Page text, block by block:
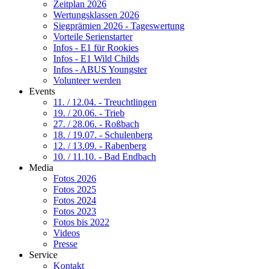
Zeitplan 2026
Wertungsklassen 2026
Siegprämien 2026 - Tageswertung
Vorteile Serienstarter
Infos - E1 für Rookies
Infos - E1 Wild Childs
Infos - ABUS Youngster
Volunteer werden
Events
11. / 12.04. - Treuchtlingen
19. / 20.06. - Trieb
27. / 28.06. - Roßbach
18. / 19.07. - Schulenberg
12. / 13.09. - Rabenberg
10. / 11.10. - Bad Endbach
Media
Fotos 2026
Fotos 2025
Fotos 2024
Fotos 2023
Fotos bis 2022
Videos
Presse
Service
Kontakt